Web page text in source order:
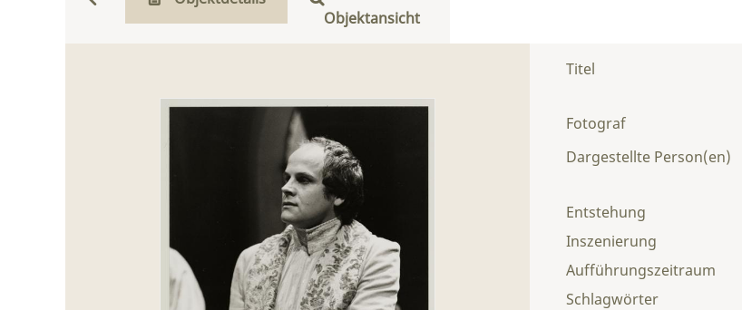
Objektansicht
Titel
Fotograf
Dargestellte Person(en)
Entstehung
Inszenierung
Aufführungszeitraum
Schlagwörter